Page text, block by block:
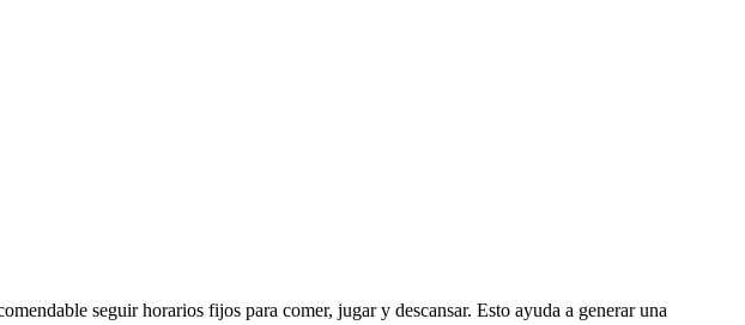
seguir horarios fijos para comer, jugar y descansar. Esto ayuda a generar una